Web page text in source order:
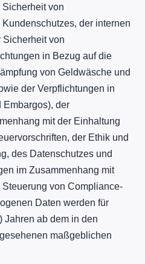
von
der internen
Sicherheit von
in Bezug auf die
von Geldwäsche und
der Verpflichtungen in
Embargos), der
mit der Einhaltung
der Ethik und
des Datenschutzes und
im Zusammenhang mit
von Compliance-
Daten werden für
Jahren ab dem in den
maßgeblichen